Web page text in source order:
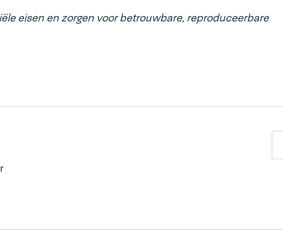
eisen en zorgen voor betrouwbare, reproduceerbare